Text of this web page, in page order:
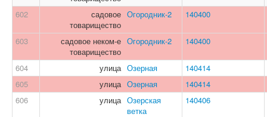
602
садовое
товарищество
Огородник-2 140400
603
садовое неком-е
товарищество
Огородник-2 140400
604 улица Озерная
140414
605
улица Озерная
140414
606
улица Озерская
ветка
140406